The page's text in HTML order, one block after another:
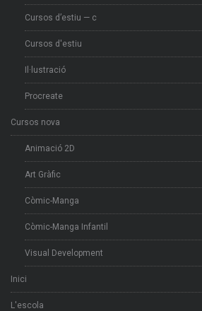
Cursos d’estiu — c
Cursos d'estiu
Il·lustració
Procreate
Cursos nova
Animació 2D
Art Gràfic
Còmic-Manga
Còmic-Manga Infantil
Visual Development
Inici
L'escola